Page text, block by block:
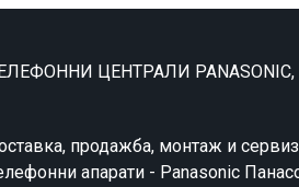
ЦЕНТРАЛИ
продажба, монтаж и
апарати - Panasonic